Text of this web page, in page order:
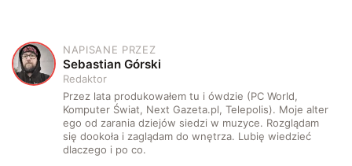
S
NAPISANE PRZEZ
Sebastian Górski
Redaktor
Przez lata produkowałem tu i ówdzie (PC World,
Komputer Świat, Next Gazeta.pl, Telepolis). Moje alter
ego od zarania dziejów siedzi w muzyce. Rozglądam
się dookoła i zaglądam do wnętrza. Lubię wiedzieć
dlaczego i po co.